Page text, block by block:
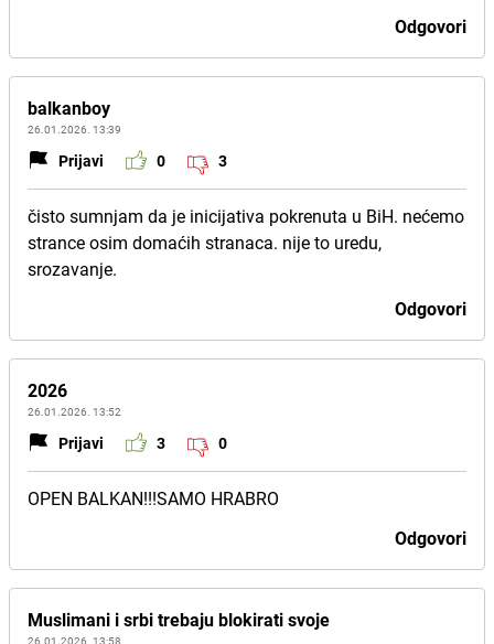
Odgovori
balkanboy
26.01.2026. 13:39
Prijavi 0 3
čisto sumnjam da je inicijativa pokrenuta u BiH. nećemo
strance osim domaćih stranaca. nije to uredu,
srozavanje.
Odgovori
2026
26.01.2026. 13:52
Prijavi 3 0
OPEN BALKAN!!!SAMO HRABRO
Odgovori
Muslimani i srbi trebaju blokirati svoje
26.01.2026. 13:58